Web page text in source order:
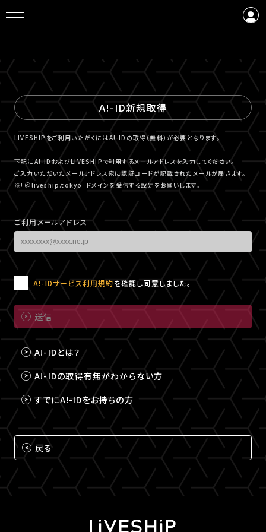
A!-ID新規取得
LIVESHIPをご利用いただくにはA!-IDの取得（無料）が必要となります。
下記にA!-IDおよびLIVESHIPで利用するメールアドレスを入力してください。
ご入力いただいたメールアドレス宛に認証コードが記載されたメールが届きます。
※「＠liveship.tokyo」ドメインを受信する設定をお願いします。
ご利用メールアドレス
A!-IDサービス利用規約を確認し同意しました。
送信
A!-IDとは？
A!-IDの取得有無がわからない方
すでにA!-IDをお持ちの方
戻る